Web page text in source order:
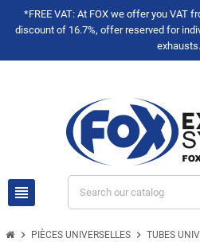
*FREE VAT: At FOX we offer you VAT
discount of 16.7%, offer reserved for
exhausts.
view_headline
chevron_right PIÈCES UNIVERSELLES chevron_right TUBES